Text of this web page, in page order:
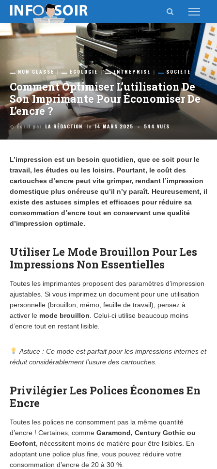
NON CLASSÉ ECOLOGIE ENTREPRISE SOCIÉTÉ
Comment Optimiser L’utilisation De
Son Imprimante Pour Économiser De
L’encre ?
Écrit par LA RÉDACTION le 14 MARS 2025 544 VUES
L’impression est un besoin quotidien, que ce soit pour le
travail, les études ou les loisirs. Pourtant, le coût des
cartouches d’encre peut vite grimper, rendant l’impression
domestique plus onéreuse qu’il n’y paraît. Heureusement, il
existe des astuces simples et efficaces pour réduire sa
consommation d’encre tout en conservant une qualité
d’impression optimale.
Utiliser Le Mode Brouillon Pour Les
Impressions Non Essentielles
Toutes les imprimantes proposent des paramètres d’impression
ajustables. Si vous imprimez un document pour une utilisation
personnelle (brouillon, mémo, feuille de travail), pensez à
activer le mode brouillon . Celui-ci utilise beaucoup moins
d’encre tout en restant lisible.
Astuce : Ce mode est parfait pour les impressions internes et
réduit considérablement l’usure des cartouches.
Privilégier Les Polices Économes En
Encre
Toutes les polices ne consomment pas la même quantité
d’encre ! Certaines, comme Garamond, Century Gothic ou
Ecofont , nécessitent moins de matière pour être lisibles. En
adoptant une police plus fine, vous pouvez réduire votre
consommation d’encre de 20 à 30 %.